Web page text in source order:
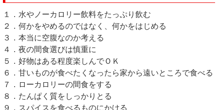
１．水やノーカロリー飲料をたっぷり飲む
２．何かをやめるのではなく、何かをはじめる
３．本当に空腹なのか考える
４．夜の間食選びは慎重に
５．好物はある程度楽しんでＯＫ
６．甘いものが食べたくなったら家から遠いところで食べる
７．ローカロリーの間食をする
８．たんぱく質をしっかりとる
９．スパイスを食べるものにかける